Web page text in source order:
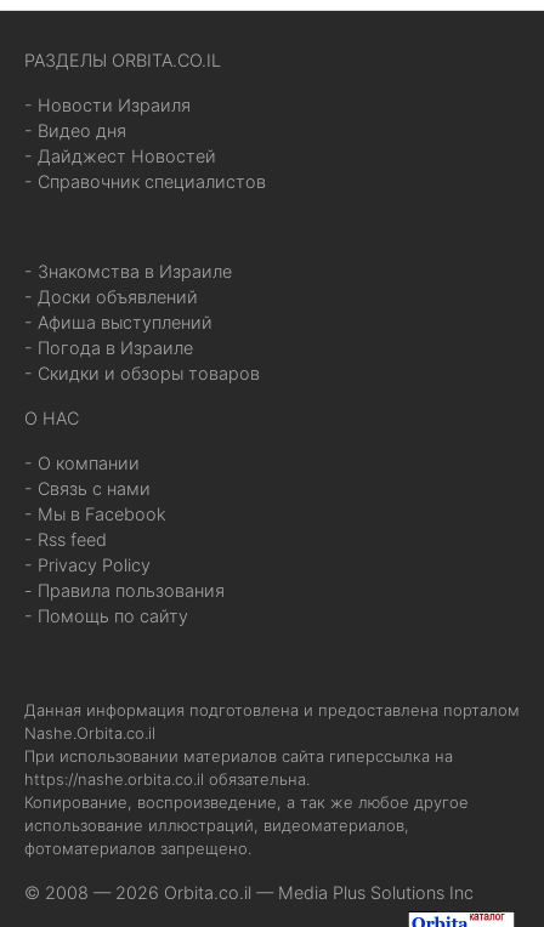
РАЗДЕЛЫ ORBITA.CO.IL
- Новости Израиля
- Видео дня
- Дайджест Новостей
- Справочник специалистов
- Знакомства в Израиле
- Доски объявлений
- Афиша выступлений
- Погода в Израиле
- Скидки и обзоры товаров
О НАС
- О компании
- Связь с нами
- Мы в Facebook
- Rss feed
- Privacy Policy
- Правила пользования
- Помощь по сайту
Данная информация подготовлена и предоставлена порталом
Nashe.Orbita.co.il
При использовании материалов сайта гиперссылка на
https://nashe.orbita.co.il обязательна.
Копирование, воспроизведение, а так же любое другое
использование иллюстраций, видеоматериалов,
фотоматериалов запрещено.
© 2008 — 2026 Orbita.co.il — Media Plus Solutions Inc